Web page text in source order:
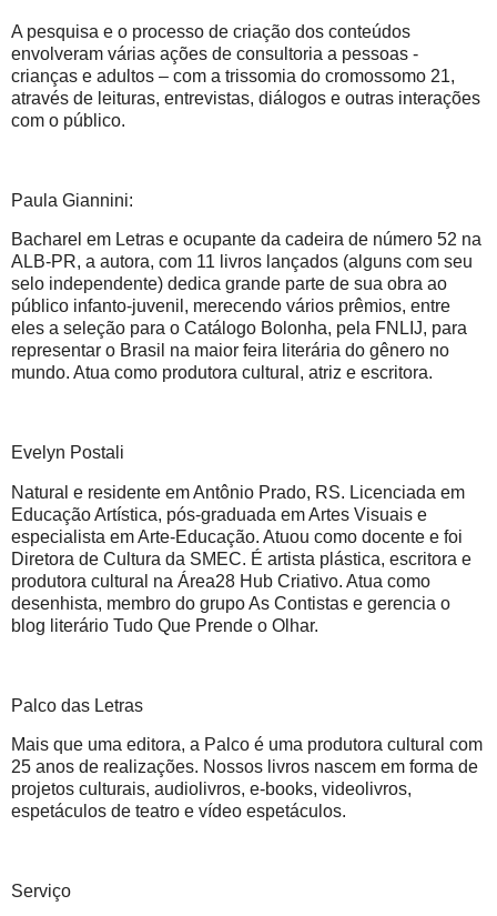
A pesquisa e o processo de criação dos conteúdos
envolveram várias ações de consultoria a pessoas -
crianças e adultos – com a trissomia do cromossomo 21,
através de leituras, entrevistas, diálogos e outras interações
com o público.
Paula Giannini:
Bacharel em Letras e ocupante da cadeira de número 52 na
ALB-PR, a autora, com 11 livros lançados (alguns com seu
selo independente) dedica grande parte de sua obra ao
público infanto-juvenil, merecendo vários prêmios, entre
eles a seleção para o Catálogo Bolonha, pela FNLIJ, para
representar o Brasil na maior feira literária do gênero no
mundo. Atua como produtora cultural, atriz e escritora.
Evelyn Postali
Natural e residente em Antônio Prado, RS. Licenciada em
Educação Artística, pós-graduada em Artes Visuais e
especialista em Arte-Educação. Atuou como docente e foi
Diretora de Cultura da SMEC. É artista plástica, escritora e
produtora cultural na Área28 Hub Criativo. Atua como
desenhista, membro do grupo As Contistas e gerencia o
blog literário Tudo Que Prende o Olhar.
Palco das Letras
Mais que uma editora, a Palco é uma produtora cultural com
25 anos de realizações. Nossos livros nascem em forma de
projetos culturais, audiolivros, e-books, videolivros,
espetáculos de teatro e vídeo espetáculos.
Serviço